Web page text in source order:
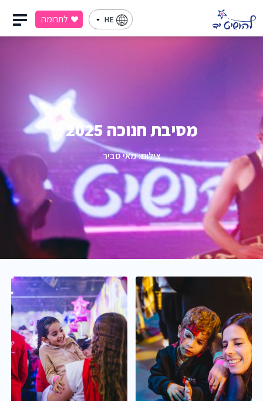
HE לתרומה
מסיבת חנוכה 2025
צילום: מאי סביר